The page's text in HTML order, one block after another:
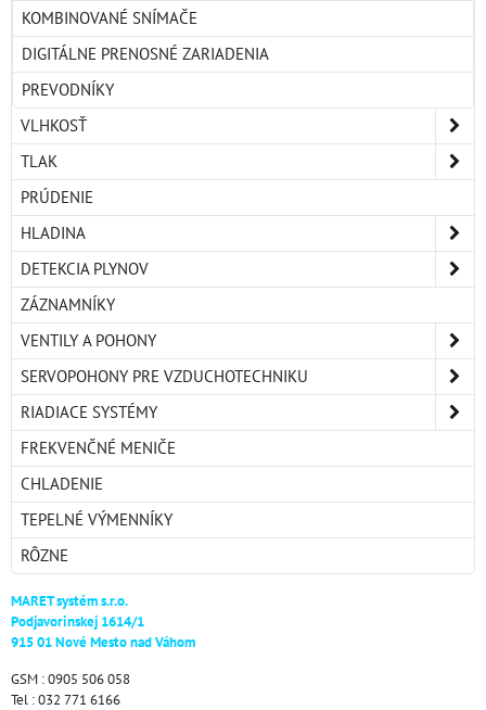
KOMBINOVANÉ SNÍMAČE
DIGITÁLNE PRENOSNÉ ZARIADENIA
PREVODNÍKY
VLHKOSŤ
TLAK
PRÚDENIE
HLADINA
DETEKCIA PLYNOV
ZÁZNAMNÍKY
VENTILY A POHONY
SERVOPOHONY PRE VZDUCHOTECHNIKU
RIADIACE SYSTÉMY
FREKVENČNÉ MENIČE
CHLADENIE
TEPELNÉ VÝMENNÍKY
RÔZNE
MARET systém s.r.o.
Podjavorinskej 1614/1
915 01 Nové Mesto nad Váhom
GSM : 0905 506 058
Tel : 032 771 6166